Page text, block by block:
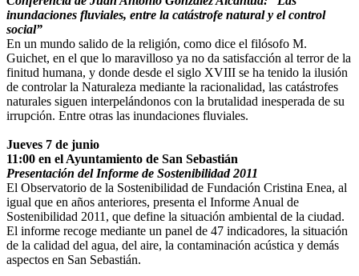
inundaciones fluviales, entre la catástrofe natural y el control
social”
En un mundo salido de la religión, como dice el filósofo M.
Guichet, en el que lo maravilloso ya no da satisfacción al terror de la
finitud humana, y donde desde el siglo XVIII se ha tenido la ilusión
de controlar la Naturaleza mediante la racionalidad, las catástrofes
naturales siguen interpelándonos con la brutalidad inesperada de su
irrupción. Entre otras las inundaciones fluviales.
Jueves 7 de junio
11:00 en el Ayuntamiento de San Sebastián
Presentación del Informe de Sostenibilidad 2011
El Observatorio de la Sostenibilidad de Fundación Cristina Enea, al
igual que en años anteriores, presenta el Informe Anual de
Sostenibilidad 2011, que define la situación ambiental de la ciudad.
El informe recoge mediante un panel de 47 indicadores, la situación
de la calidad del agua, del aire, la contaminación acústica y demás
aspectos en San Sebastián.